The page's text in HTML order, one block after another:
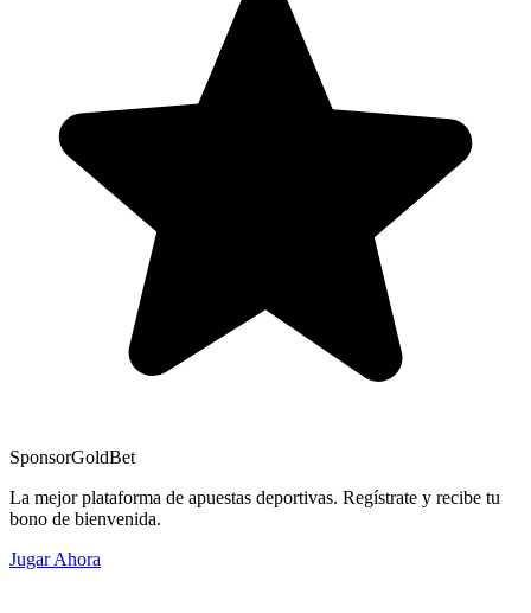
SponsorGoldBet
La mejor plataforma de apuestas deportivas. Regístrate y recibe tu
bono de bienvenida.
Jugar Ahora